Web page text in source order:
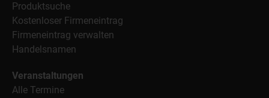
Produktsuche
Kostenloser Firmeneintrag
Firmeneintrag verwalten
Handelsnamen
Veranstaltungen
Alle Termine